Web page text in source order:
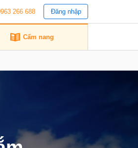
266 688 Đăng nhập
Cẩm nang